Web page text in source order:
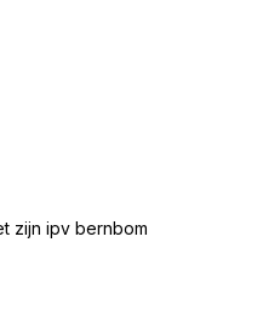
zijn ipv bernbom